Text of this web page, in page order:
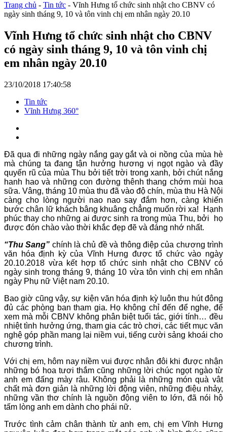
Trang chủ - Tin tức - Vĩnh Hưng tổ chức sinh nhật cho CBNV có
ngày sinh tháng 9, 10 và tôn vinh chị em nhân ngày 20.10
Vĩnh Hưng tổ chức sinh nhật cho CBNV
có ngày sinh tháng 9, 10 và tôn vinh chị
em nhân ngày 20.10
23/10/2018 17:40:58
Tin tức
Vĩnh Hưng 360°
Đã qua đi những ngày nắng gay gắt và oi nồng của mùa hè
mà chúng ta đang tận hưởng hương vị ngọt ngào và đầy
quyến rũ của mùa Thu bởi tiết trời trong xanh, bởi chút nắng
hanh hao và những con đường thênh thang chớm mùi hoa
sữa. Vâng, tháng 10 mùa thu đã vào độ chín, mùa thu Hà Nội
càng cho lòng người nao nao say đắm hơn, càng khiến
bước chân lữ khách bâng khuâng chẳng muốn rời xa! Hạnh
phúc thay cho những ai được sinh ra trong mùa Thu, bởi họ
được đón chào vào thời khắc đẹp đẽ và đáng nhớ nhất.
“Thu Sang” chính là chủ đề và thông điệp của chương trình
văn hóa định kỳ của Vĩnh Hưng được tổ chức vào ngày
20.10.2018 vừa kết hợp tổ chức sinh nhật cho CBNV có
ngày sinh trong tháng 9, tháng 10 vừa tôn vinh chị em nhân
ngày Phụ nữ Việt nam 20.10.
Bao giờ cũng vậy, sự kiện văn hóa định kỳ luôn thu hút đông
đủ các phòng ban tham gia. Họ không chỉ đến để nghe, để
xem mà mỗi CBNV không phân biệt tuổi tác, giới tính… đều
nhiệt tình hưởng ứng, tham gia các trò chơi, các tiết mục văn
nghệ góp phần mang lại niềm vui, tiếng cười sảng khoái cho
chương trình.
Với chị em, hôm nay niềm vui được nhân đôi khi được nhận
những bó hoa tươi thắm cũng những lời chúc ngọt ngào từ
anh em đấng mày râu. Không phải là những món quà vât
chất mà đơn giản là những lời động viên, những điệu nhảy,
những vần thơ chính là nguồn động viên to lớn, đã nói hộ
tấm lòng anh em dành cho phái nữ.
Trước tình cảm chân thành từ anh em, chị em Vĩnh Hưng